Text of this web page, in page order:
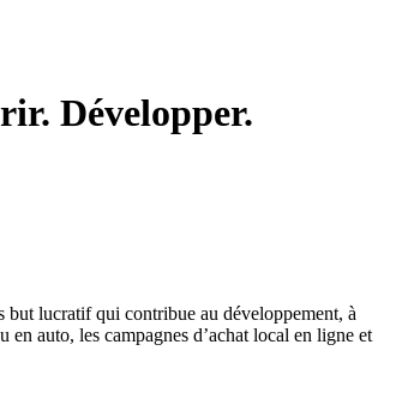
Développer.
but lucratif qui contribue au développement, à
auto, les campagnes d’achat local en ligne et